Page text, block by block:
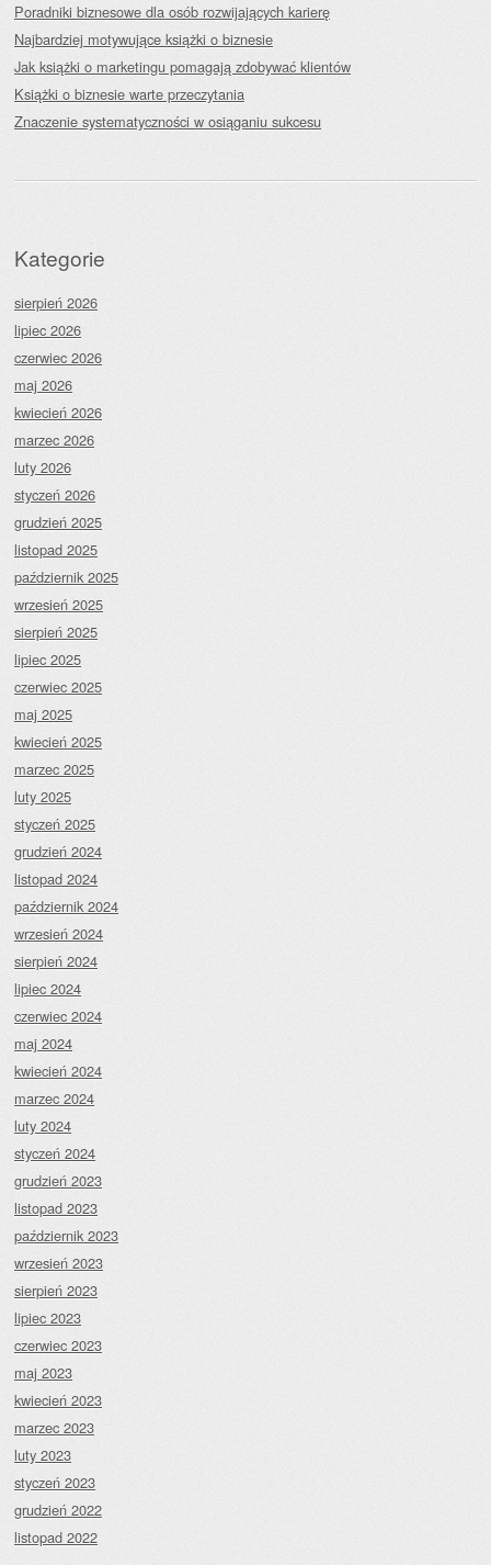
Poradniki biznesowe dla osób rozwijających karierę
Najbardziej motywujące książki o biznesie
Jak książki o marketingu pomagają zdobywać klientów
Książki o biznesie warte przeczytania
Znaczenie systematyczności w osiąganiu sukcesu
Kategorie
sierpień 2026
lipiec 2026
czerwiec 2026
maj 2026
kwiecień 2026
marzec 2026
luty 2026
styczeń 2026
grudzień 2025
listopad 2025
październik 2025
wrzesień 2025
sierpień 2025
lipiec 2025
czerwiec 2025
maj 2025
kwiecień 2025
marzec 2025
luty 2025
styczeń 2025
grudzień 2024
listopad 2024
październik 2024
wrzesień 2024
sierpień 2024
lipiec 2024
czerwiec 2024
maj 2024
kwiecień 2024
marzec 2024
luty 2024
styczeń 2024
grudzień 2023
listopad 2023
październik 2023
wrzesień 2023
sierpień 2023
lipiec 2023
czerwiec 2023
maj 2023
kwiecień 2023
marzec 2023
luty 2023
styczeń 2023
grudzień 2022
listopad 2022